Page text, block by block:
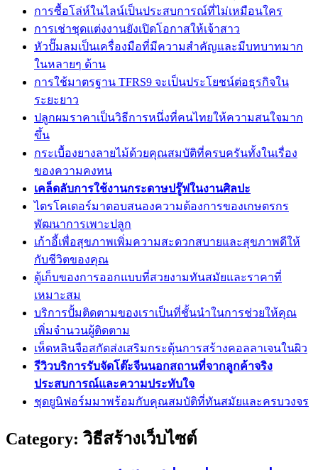
การซื้อโล่ห์ในไลน์เป็นประสบการณ์ที่ไม่เหมือนใคร
การเช่าชุดแต่งงานยังเปิดโอกาสให้เจ้าสาว
หัวปั๊มลมเป็นเครื่องมือที่มีความสำคัญและมีบทบาทมาก
ในหลายๆ ด้าน
การใช้มาตรฐาน TFRS9 จะเป็นประโยชน์ต่อธุรกิจใน
ระยะยาว
ปลูกผมราคาเป็นวิธีการหนึ่งที่คนไทยให้ความสนใจมาก
ขึ้น
กระเบื้องยางลายไม้ด้วยคุณสมบัติที่ครบครันทั้งในเรื่อง
ของความคงทน
เคล็ดลับการใช้งานกระดาษปรู๊ฟในงานศิลปะ
ไตรโคเดอร์มาตอบสนองความต้องการของเกษตรกร
พัฒนาการเพาะปลูก
เก้าอี้เพื่อสุขภาพเพิ่มความสะดวกสบายและสุขภาพดีให้
กับชีวิตของคุณ
ตู้เก็บของการออกแบบที่สวยงามทันสมัยและราคาที่
เหมาะสม
บริการปั้มติดตามของเราเป็นที่ชั้นนำในการช่วยให้คุณ
เพิ่มจำนวนผู้ติดตาม
เห็ดหลินจือสกัดส่งเสริมกระตุ้นการสร้างคอลลาเจนในผิว
รีวิวบริการรับจัดโต๊ะจีนนอกสถานที่จากลูกค้าจริง
ประสบการณ์และความประทับใจ
ชุดยูนิฟอร์มมาพร้อมกับคุณสมบัติที่ทันสมัยและครบวงจร
Category:วิธีสร้างเว็บไซต์